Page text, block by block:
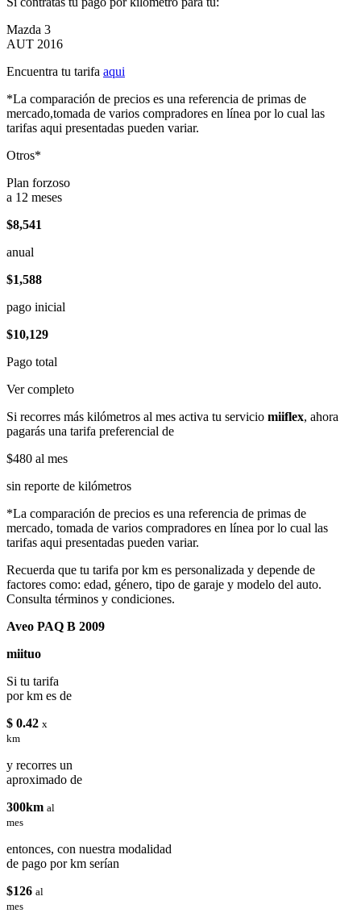
Mazda 3
AUT 2016
Encuentra tu tarifa aqui
*La comparación de precios es una referencia de primas de
mercado,tomada de varios compradores en línea por lo cual las
tarifas aqui presentadas pueden variar.
Otros*
Plan forzoso
a 12 meses
$8,541
anual
$1,588
pago inicial
$10,129
Pago total
Ver completo
Si recorres más kilómetros al mes activa tu servicio miiflex, ahora
pagarás una tarifa preferencial de
$480 al mes
sin reporte de kilómetros
*La comparación de precios es una referencia de primas de
mercado, tomada de varios compradores en línea por lo cual las
tarifas aqui presentadas pueden variar.
Recuerda que tu tarifa por km es personalizada y depende de
factores como: edad, género, tipo de garaje y modelo del auto.
Consulta términos y condiciones.
Aveo PAQ B 2009
miituo
Si tu tarifa
por km es de
$ 0.42 x
km
y recorres un
aproximado de
300km al
mes
entonces, con nuestra modalidad
de pago por km serían
$126 al
mes